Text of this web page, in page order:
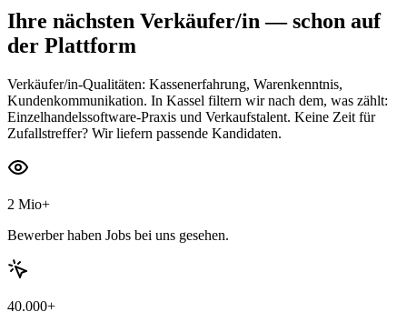
Ihre nächsten Verkäufer/in— schon auf
der Plattform
Verkäufer/in-Qualitäten: Kassenerfahrung, Warenkenntnis,
Kundenkommunikation. In Kassel filtern wir nach dem, was zählt:
Einzelhandelssoftware-Praxis und Verkaufstalent. Keine Zeit für
Zufallstreffer? Wir liefern passende Kandidaten.
2 Mio+
Bewerber haben Jobs bei uns gesehen.
40.000+